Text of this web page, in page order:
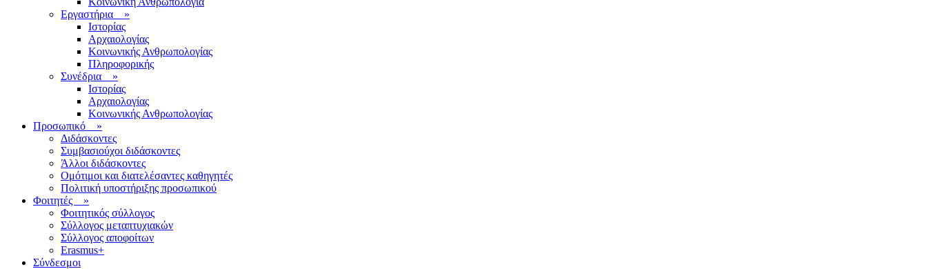
Εργαστήρια »
Ιστορίας
Αρχαιολογίας
Κοινωνικής Ανθρωπολογίας
Πληροφορικής
Συνέδρια »
Ιστορίας
Αρχαιολογίας
Κοινωνικής Ανθρωπολογίας
Προσωπικό »
Διδάσκοντες
Συμβασιούχοι διδάσκοντες
Άλλοι διδάσκοντες
Ομότιμοι και διατελέσαντες καθηγητές
Πολιτική υποστήριξης προσωπικού
Φοιτητές »
Φοιτητικός σύλλογος
Σύλλογος μεταπτυχιακών
Σύλλογος αποφοίτων
Erasmus+
Σύνδεσμοι